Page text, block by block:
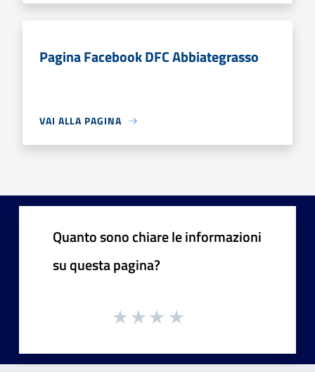
Pagina Facebook DFC Abbiategrasso
VAI ALLA PAGINA
Quanto sono chiare le informazioni
su questa pagina?